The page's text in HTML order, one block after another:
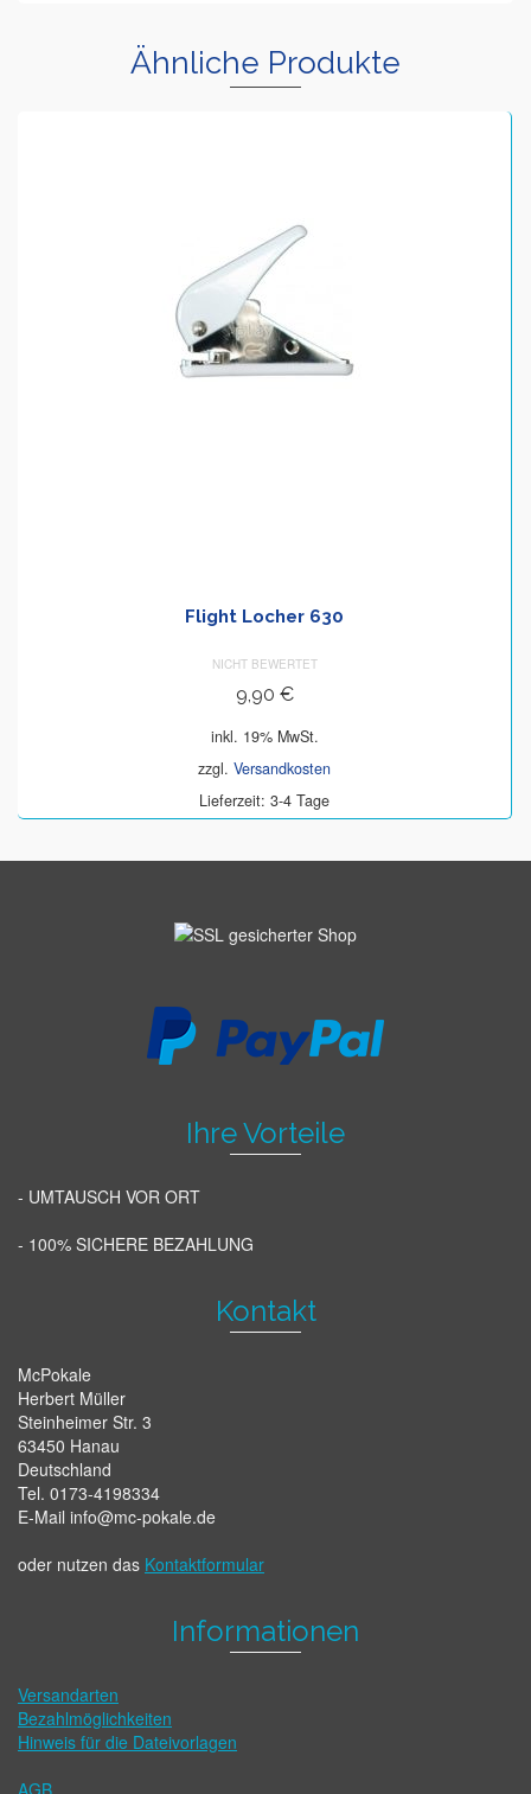
Ähnliche Produkte
Flight Locher 630
NICHT BEWERTET
9,90 €
inkl. 19% MwSt.
zzgl. Versandkosten
Lieferzeit: 3-4 Tage
Ihre Vorteile
- UMTAUSCH VOR ORT
- 100% SICHERE BEZAHLUNG
Kontakt
McPokale
Herbert Müller
Steinheimer Str. 3
63450 Hanau
Deutschland
Tel. 0173-4198334
E-Mail info@mc-pokale.de
oder nutzen das Kontaktformular
Informationen
Versandarten
Bezahlmöglichkeiten
Hinweis für die Dateivorlagen